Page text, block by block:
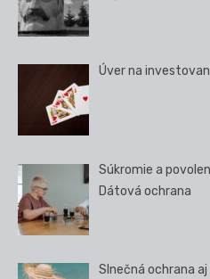
Úver na
Súkromie a
Dátová ochrana
Slnečná ochrana